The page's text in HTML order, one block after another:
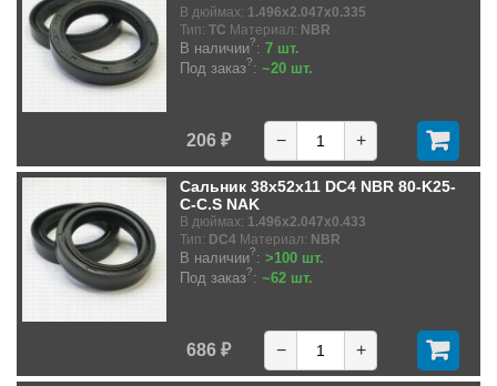
В дюймах: 1.496x2.047x0.335
Тип: TC Материал: NBR
В наличии?: 7 шт.
Под заказ?: ~20 шт.
206 ₽ − +
Сальник 38x52x11 DC4 NBR 80-K25-
C-C.S NAK
В дюймах: 1.496x2.047x0.433
Тип: DC4 Материал: NBR
В наличии?: >100 шт.
Под заказ?: ~62 шт.
686 ₽ − +